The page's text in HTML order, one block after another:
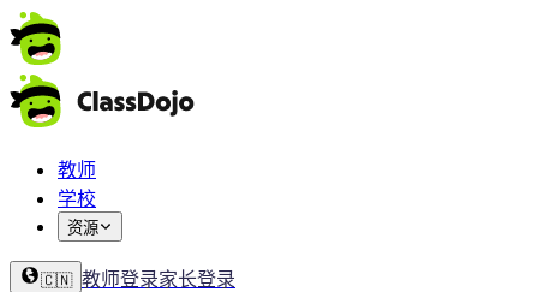
教师
学校
资源
🇨🇳 教师登录家长登录